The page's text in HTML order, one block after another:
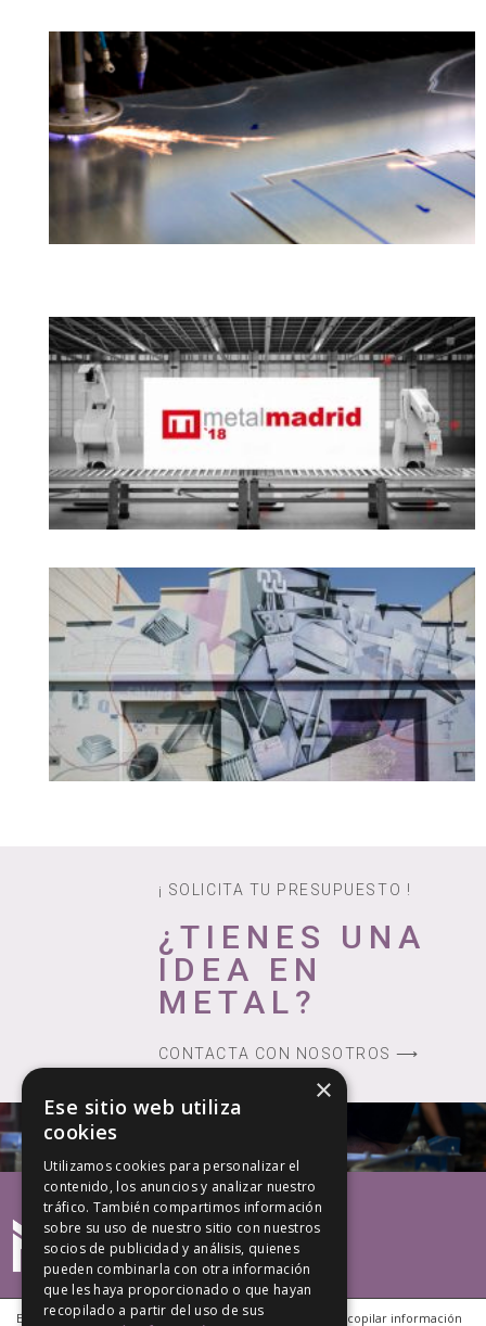
Este sitio web utiliza cookies propias y de terceros para recopilar información
¡ SOLICITA TU PRESUPUESTO !
¿TIENES UNA
IDEA EN
METAL?
CONTACTA CON NOSOTROS ⟶
×
Ese sitio web utiliza
cookies
Utilizamos cookies para personalizar el
contenido, los anuncios y analizar nuestro
tráfico. También compartimos información
sobre su uso de nuestro sitio con nuestros
socios de publicidad y análisis, quienes
pueden combinarla con otra información
que les haya proporcionado o que hayan
recopilado a partir del uso de sus